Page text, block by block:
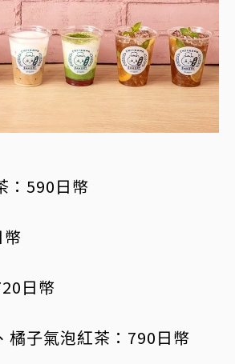
：590日幣
日幣
橘子氣泡紅茶：790日幣